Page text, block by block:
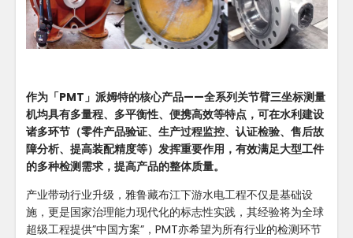
作为「PMT」派姆特的核心产品——全系列关节臂三坐标测量
机均具有多量程、多平衡性、便携高效等特点，可在水利建设
诸多环节（零件产品验证、生产过程监控、认证检验、售后故
障分析、提高装配精度等）发挥重要作用，有效满足大型工件
的多种检测需求，提高产品的整体质量‌。
产业带动行业升级，雅鲁藏布江下游水电工程不仅是基础设
施，更是国家治理能力现代化的标志性实践，其经验将为全球
超级工程提供”中国方案”，PMT亦希望为所有行业的检测环节